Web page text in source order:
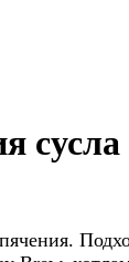
сусла